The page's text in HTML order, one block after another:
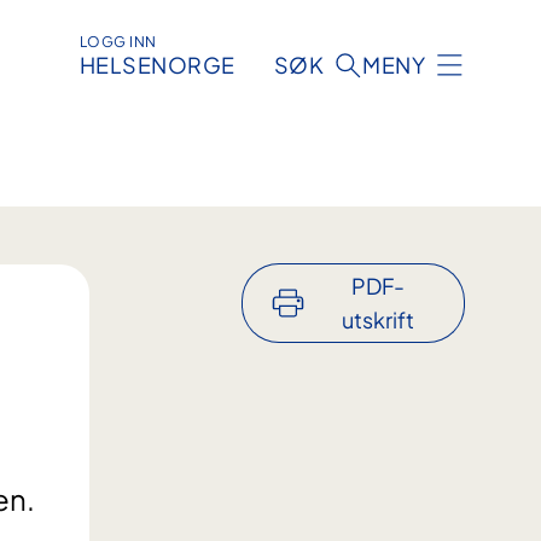
LOGG INN
HELSENORGE SØK MENY
PDF-
utskrift